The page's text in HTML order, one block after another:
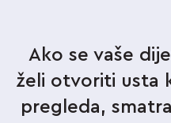
Ako se vaše
želi otvoriti usta
pregleda,